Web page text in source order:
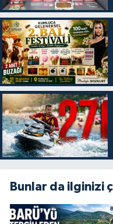
Bunlar da ilginizi